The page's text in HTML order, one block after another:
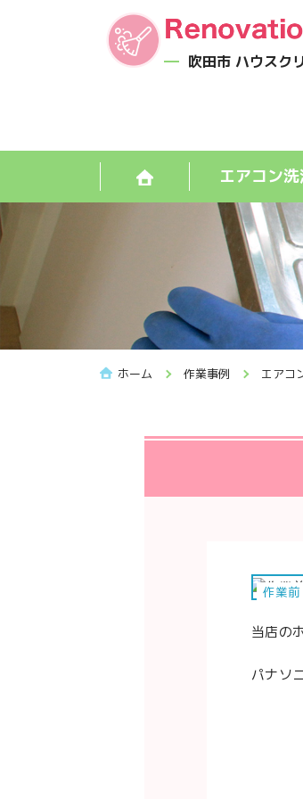
吹田市 ハウスク
エアコン
ホーム 作業事例 エアコ
作業前
エアコ
当店の
パナソ